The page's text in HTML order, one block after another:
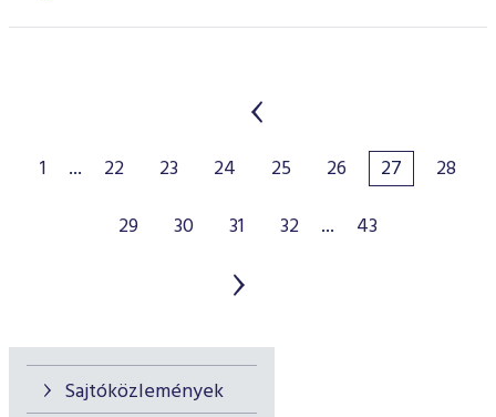
Sajtóközlemények
1 ... 22 23 24 25 26 27
28
29
30 31 32 ... 43